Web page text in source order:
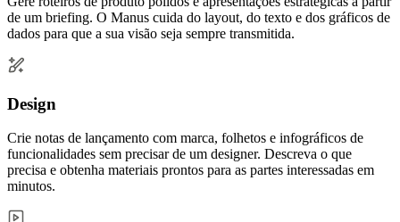
de um briefing. O Manus cuida do layout, do texto e dos gráficos de
dados para que a sua visão seja sempre transmitida.
Design
Crie notas de lançamento com marca, folhetos e infográficos de
funcionalidades sem precisar de um designer. Descreva o que
precisa e obtenha materiais prontos para as partes interessadas em
minutos.